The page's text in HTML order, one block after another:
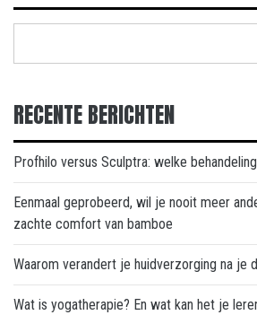
RECENTE BERICHTEN
Profhilo versus Sculptra: welke
Eenmaal geprobeerd, wil je nooit meer
zachte comfort van bamboe
Waarom verandert je huidverzorging na je
Wat is yogatherapie? En wat kan het je